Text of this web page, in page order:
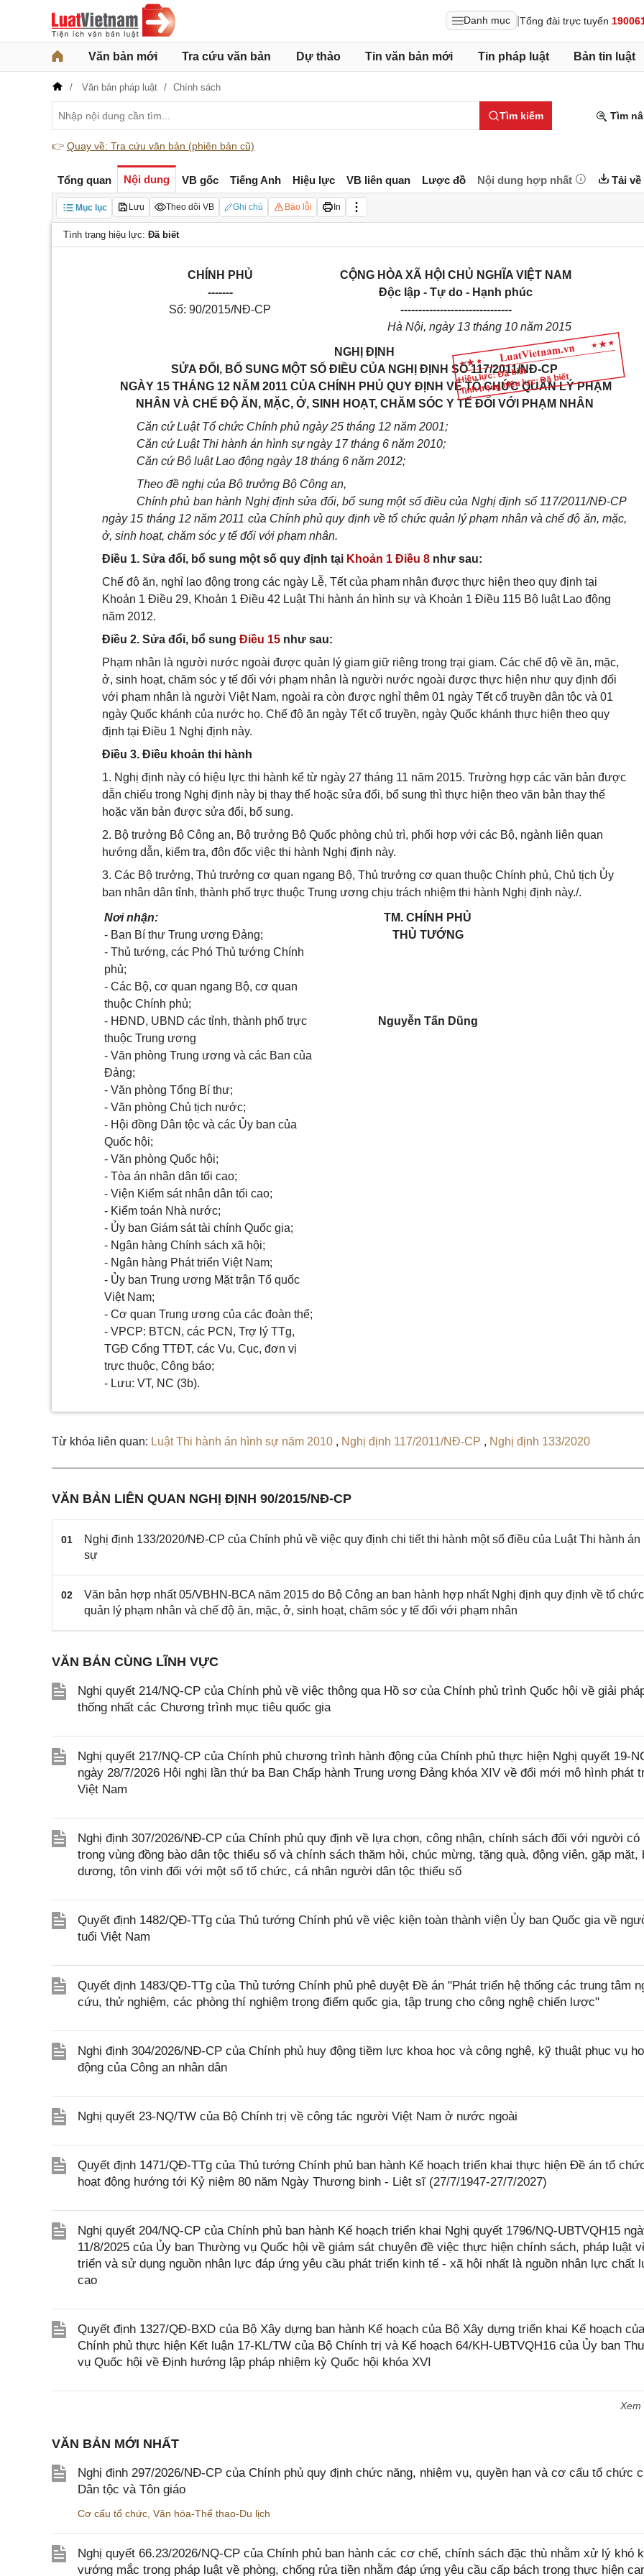
Danh mục Tổng đài trực tuyến
Văn bản mới Tra cứu văn bản Dự thảo Tin văn bản mới Tin pháp luật Bản tin luật
Văn bản pháp luật Chính sách
Tìm kiếm Tìm
👉 Quay về: Tra cứu văn bản (phiên bản cũ)
Tổng quan Nội dung VB gốc Tiếng Anh Hiệu lực VB liên quan Lược đồ Nội dung hợp nhất Tải về
Mục lục Lưu Theo dõi VB Ghi chú Báo lỗi In
Tình trạng hiệu lực: Đã biết
Hiệu lực: Đã biết
Tình trạng hiệu lực: Đã biết
CHÍNH PHỦ
-------
Số: 90/2015/NĐ-CP
CỘNG HÒA XÃ HỘI CHỦ NGHĨA VIỆT NAM
Độc lập - Tự do - Hạnh phúc
-------------------------------
Hà Nội, ngày 13 tháng 10 năm 2015
NGHỊ ĐỊNH
SỬA ĐỔI, BỔ SUNG MỘT SỐ ĐIỀU CỦA NGHỊ ĐỊNH SỐ 117/2011/NĐ-CP
NGÀY 15 THÁNG 12 NĂM 2011 CỦA CHÍNH PHỦ QUY ĐỊNH VỀ TỔ CHỨC QUẢN LÝ PHẠM
NHÂN VÀ CHẾ ĐỘ ĂN, MẶC, Ở, SINH HOẠT, CHĂM SÓC Y TẾ ĐỐI VỚI PHẠM NHÂN
Căn cứ Luật Tổ chức Chính phủ ngày 25 tháng 12 năm 2001;
Căn cứ Luật Thi hành án hình sự ngày 17 tháng 6 năm 2010;
Căn cứ Bộ luật Lao động ngày 18 tháng 6 năm 2012;
Theo đề nghị của Bộ trưởng Bộ Công an,
Chính phủ ban hành Nghị định sửa đổi, bổ sung một số điều của Nghị định số 117/2011/NĐ-CP
ngày 15 tháng 12 năm 2011 của Chính phủ quy định về tổ chức quảnlýphạm nhân và chế độ ăn, mặc,
ở, sinh hoạt, chăm sóc y tế đối với phạm nhân.
Điều 1. Sửa đổi, bổ sung một số quy định tại Khoản 1 Điều 8 như sau:
Chế độ ăn, nghỉ lao động trong các ngày Lễ, Tết của phạm nhân được thực hiện theo quy định tại
Khoản 1 Điều 29, Khoản 1 Điều 42 Luật Thi hành án hình sự và Khoản 1 Điều 115 Bộ luật Lao động
năm 2012.
Điều 2. Sửa đổi, bổ sung Điều 15 như sau:
Phạm nhân là người nước ngoài được quản lý giam giữ riêng trong trại giam. Các chế độ về ăn, mặc,
ở, sinh hoạt, chăm sóc y tế đối với phạm nhân là người nước ngoài được thực hiện như quy định đối
với phạm nhân là người Việt Nam, ngoài ra còn được nghỉ thêm 01 ngày Tết cổ truyền dân tộc và 01
ngày Quốc khánh của nước họ. Chế độ ăn ngày Tết cổ truyền, ngày Quốc khánh thực hiện theo quy
định tại Điều 1 Nghị định này.
Điều 3. Điều khoản thi hành
1. Nghị định này có hiệu lực thi hành kể từ ngày 27 tháng 11 năm 2015. Trường hợp các văn bản được
dẫn chiếu trong Nghị định này bị thay thế hoặc sửa đổi, bổ sung thì thực hiện theo văn bản thay thế
hoặc văn bản được sửa đổi, bổ sung.
2. Bộ trưởng Bộ Công an, Bộ trưởng Bộ Quốc phòng chủ trì, phối hợp với các Bộ, ngành liên quan
hướng dẫn, kiểm tra, đôn đốc việc thi hành Nghị định này.
3. Các Bộ trưởng, Thủ trưởng cơ quan ngang Bộ, Thủ trưởng cơ quan thuộc Chính phủ, Chủ tịch Ủy
ban nhân dân tỉnh, thành phố trực thuộc Trung ương chịu trách nhiệm thi hành Nghị định này./.
Nơi nhận:
- Ban Bí thư Trung ương Đảng;
- Thủ tướng, các Phó Thủ tướng Chính
phủ;
- Các Bộ, cơ quan ngang Bộ, cơ quan
thuộc Chính phủ;
- HĐND, UBND các tỉnh, thành phố trực
thuộc Trung ương
- Văn phòng Trung ương và các Ban của
Đảng;
- Văn phòng Tổng Bí thư;
- Văn phòng Chủ tịch nước;
- Hội đồng Dân tộc và các Ủy ban của
Quốc hội;
- Văn phòng Quốc hội;
- Tòa án nhân dân tối cao;
- Viện Kiểm sát nhân dân tối cao;
- Kiểm toán Nhà nước;
- Ủy ban Giám sát tài chính Quốc gia;
- Ngân hàng Chính sách xã hội;
- Ngân hàng Phát triển Việt Nam;
- Ủy ban Trung ương Mặt trận Tổ quốc
Việt Nam;
- Cơ quan Trung ương của các đoàn thể;
- VPCP: BTCN, các PCN, Trợ lý TTg,
TGĐ Cổng TTĐT, các Vụ, Cục, đơn vị
trực thuộc, Công báo;
- Lưu: VT, NC (3b).
TM. CHÍNH PHỦ
THỦ TƯỚNG
Nguyễn Tấn Dũng
Từ khóa liên quan: Luật Thi hành án hình sự năm 2010 , Nghị định 117/2011/NĐ-CP , Nghị định 133/2020
VĂN BẢN LIÊN QUAN NGHỊ ĐỊNH 90/2015/NĐ-CP
01
Nghị định 133/2020/NĐ-CP của Chính phủ về việc quy định chi tiết thi hành một số điều của Luật Thi hành án
sự
02
Văn bản hợp nhất 05/VBHN-BCA năm 2015 do Bộ Công an ban hành hợp nhất Nghị định quy định về tổ chức
quản lý phạm nhân và chế độ ăn, mặc, ở, sinh hoạt, chăm sóc y tế đối với phạm nhân
VĂN BẢN CÙNG LĨNH VỰC
Nghị quyết 214/NQ-CP của Chính phủ về việc thông qua Hồ sơ của Chính phủ trình Quốc hội về giải
thống nhất các Chương trình mục tiêu quốc gia
Nghị quyết 217/NQ-CP của Chính phủ chương trình hành động của Chính phủ thực hiện Nghị quyết 19-
ngày 28/7/2026 Hội nghị lần thứ ba Ban Chấp hành Trung ương Đảng khóa XIV về đổi mới mô hình phát
Việt Nam
Nghị định 307/2026/NĐ-CP của Chính phủ quy định về lựa chọn, công nhận, chính sách đối với người có
trong vùng đồng bào dân tộc thiểu số và chính sách thăm hỏi, chúc mừng, tặng quà, động viên, gặp mặt,
dương, tôn vinh đối với một số tổ chức, cá nhân người dân tộc thiểu số
Quyết định 1482/QĐ-TTg của Thủ tướng Chính phủ về việc kiện toàn thành viện Ủy ban Quốc gia về
tuổi Việt Nam
Quyết định 1483/QĐ-TTg của Thủ tướng Chính phủ phê duyệt Đề án "Phát triển hệ thống các trung tâm
cứu, thử nghiệm, các phòng thí nghiệm trọng điểm quốc gia, tập trung cho công nghệ chiến lược"
Nghị định 304/2026/NĐ-CP của Chính phủ huy động tiềm lực khoa học và công nghệ, kỹ thuật phục vụ
động của Công an nhân dân
Nghị quyết 23-NQ/TW của Bộ Chính trị về công tác người Việt Nam ở nước ngoài
Quyết định 1471/QĐ-TTg của Thủ tướng Chính phủ ban hành Kế hoạch triển khai thực hiện Đề án tổ
hoạt động hướng tới Kỷ niệm 80 năm Ngày Thương binh - Liệt sĩ (27/7/1947-27/7/2027)
Nghị quyết 204/NQ-CP của Chính phủ ban hành Kế hoạch triển khai Nghị quyết 1796/NQ-UBTVQH15
11/8/2025 của Ủy ban Thường vụ Quốc hội về giám sát chuyên đề việc thực hiện chính sách, pháp luật
triển và sử dụng nguồn nhân lực đáp ứng yêu cầu phát triển kinh tế - xã hội nhất là nguồn nhân lực chất
cao
Quyết định 1327/QĐ-BXD của Bộ Xây dựng ban hành Kế hoạch của Bộ Xây dựng triển khai Kế hoạch của
Chính phủ thực hiện Kết luận 17-KL/TW của Bộ Chính trị và Kế hoạch 64/KH-UBTVQH16 của Ủy ban
vụ Quốc hội về Định hướng lập pháp nhiệm kỳ Quốc hội khóa XVI
VĂN BẢN MỚI NHẤT
Nghị định 297/2026/NĐ-CP của Chính phủ quy định chức năng, nhiệm vụ, quyền hạn và cơ cấu tổ chức
Dân tộc và Tôn giáo
Cơ cấu tổ chức Văn hóa-Thể thao-Du lịch
Nghị quyết 66.23/2026/NQ-CP của Chính phủ ban hành các cơ chế, chính sách đặc thù nhằm xử lý khó
vướng mắc trong pháp luật về phòng, chống rửa tiền nhằm đáp ứng yêu cầu cấp bách trong thực hiện